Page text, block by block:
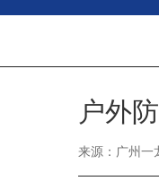
户外
来源：广州一